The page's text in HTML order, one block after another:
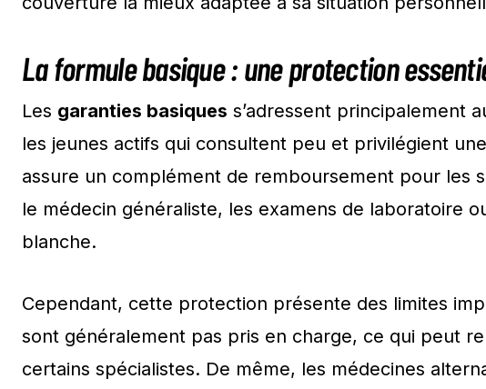
La formule basique : une protection
Les garanties basiques s’adressent principalement
les jeunes actifs qui consultent peu et privilégient
assure un complément de remboursement pour les
le médecin généraliste, les examens de laboratoire
blanche.
Cependant, cette protection présente des limites
sont généralement pas pris en charge, ce qui peut
certains spécialistes. De même, les médecines